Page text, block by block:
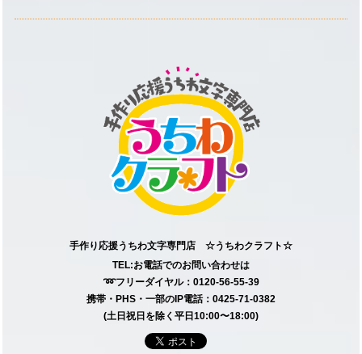
手作り応援うちわ文字専門店 ☆うちわクラフト☆
TEL:お電話でのお問い合わせは
➿フリーダイヤル：0120-56-55-39
携帯・PHS・一部のIP電話：0425-71-0382
(土日祝日を除く平日10:00〜18:00)